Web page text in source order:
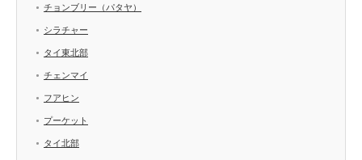
チョンブリー（パタヤ）
シラチャー
タイ東北部
チェンマイ
フアヒン
プーケット
タイ北部